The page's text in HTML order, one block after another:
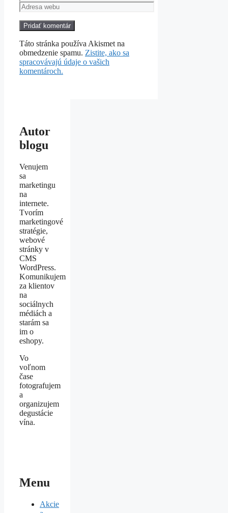
Adresa
webu
Táto stránka používa Akismet na
obmedzenie spamu. Zistite, ako sa
spracovávajú údaje o vašich
komentároch.
Autor
blogu
Venujem
sa
marketingu
na
internete.
Tvorím
marketingové
stratégie,
webové
stránky v
CMS
WordPress.
Komunikujem
za klientov
na
sociálnych
médiách a
starám sa
im o
eshopy.
Vo
voľnom
čase
fotografujem
a
organizujem
degustácie
vína.
Menu
Akcie